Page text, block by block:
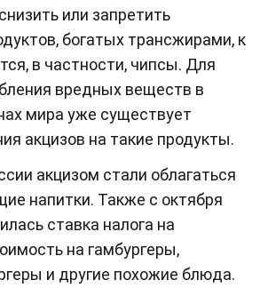
или запретить
богатых трансжирами, к
в частности, чипсы. Для
вредных веществ в
мира уже существует
акцизов на такие продукты.
акцизом стали облагаться
напитки. Также с октября
ставка налога на
на гамбургеры,
и другие похожие блюда.